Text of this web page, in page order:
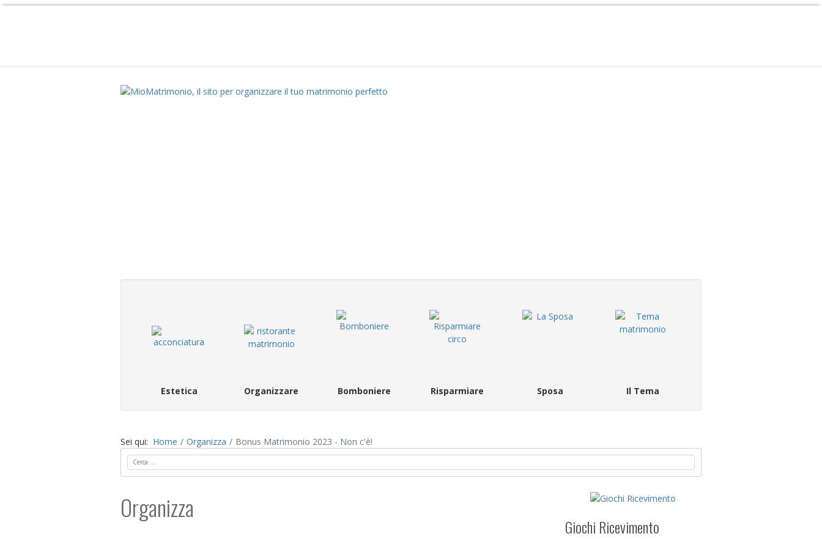
Estetica Organizzare Bomboniere Risparmiare Sposa Il Tema
Sei qui: Home Organizza
Bonus Matrimonio 2023 - Non c'è!
Cerca
Organizza
Giochi Ricevimento